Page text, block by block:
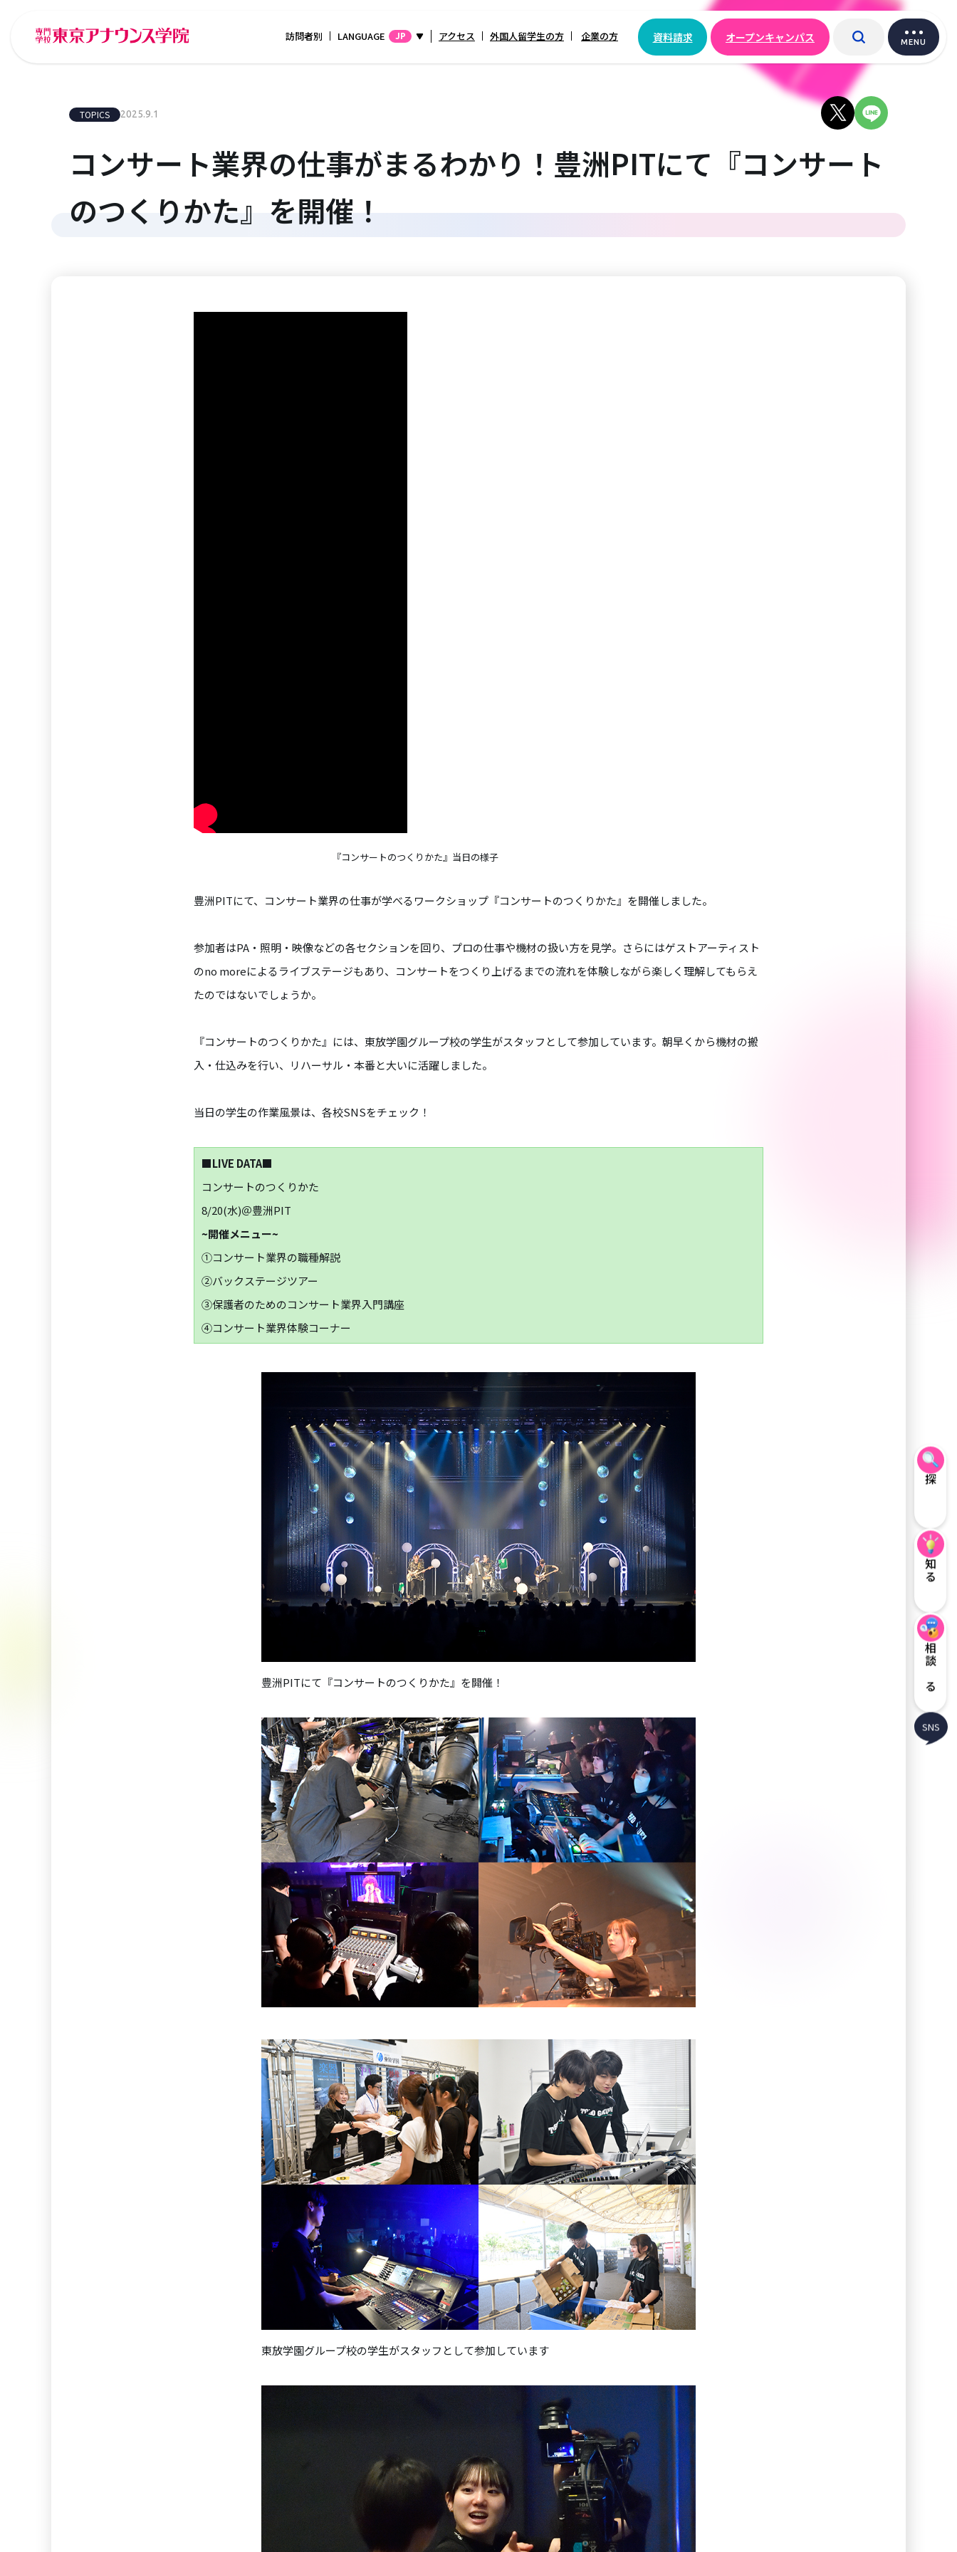
訪問者別 LANGUAGE JP アクセス 外国人留学生の方 企業の方 資料請求 オープンキャンパス MENU
TOPICS 2025.9.1
コンサート業界の仕事がまるわかり！豊洲PITにて『コンサート
のつくりかた』を開催！
『コンサートのつくりかた』当日の様子
豊洲PITにて、コンサート業界の仕事が学べるワークショップ『コンサートのつくりかた』を開催しました。
参加者はPA・照明・映像などの各セクションを回り、プロの仕事や機材の扱い方を見学。さらにはゲストアーティスト
のno moreによるライブステージもあり、コンサートをつくり上げるまでの流れを体験しながら楽しく理解してもらえ
たのではないでしょうか。
『コンサートのつくりかた』には、東放学園グループ校の学生がスタッフとして参加しています。朝早くから機材の搬
入・仕込みを行い、リハーサル・本番と大いに活躍しました。
当日の学生の作業風景は、各校SNSをチェック！
■LIVE DATA■
コンサートのつくりかた
8/20(水)＠豊洲PIT
~開催メニュー~
①コンサート業界の職種解説
②バックステージツアー
③保護者のためのコンサート業界入門講座
④コンサート業界体験コーナー
豊洲PITにて『コンサートのつくりかた』を開催！
東放学園グループ校の学生がスタッフとして参加しています
探す
知る
相談する
SNS